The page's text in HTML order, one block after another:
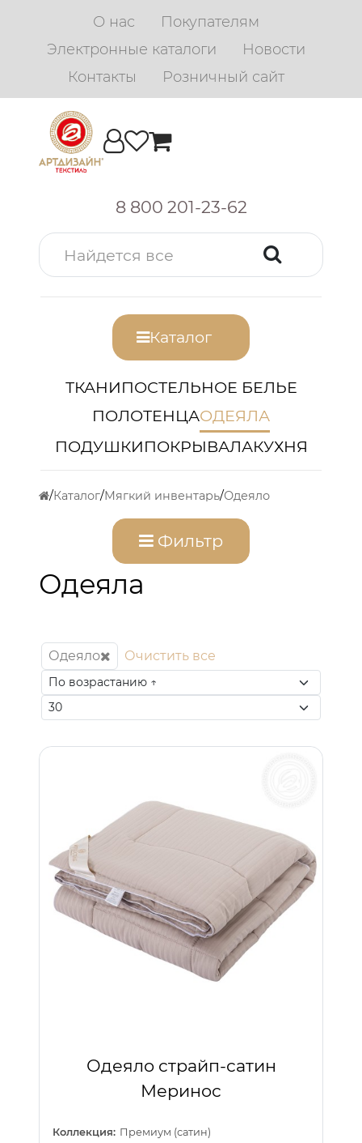
О нас
Покупателям
Электронные каталоги
Новости
Контакты
Розничный сайт
8 800 201-23-62
Каталог
ТКАНИПОСТЕЛЬНОЕ БЕЛЬЕ
ПОЛОТЕНЦАОДЕЯЛА
ПОДУШКИПОКРЫВАЛАКУХНЯ
Каталог Мягкий инвентарь Одеяло
Фильтр
Одеяла
Одеяло Очистить все
Одеяло страйп-сатин
Меринос
Коллекция: Премиум (сатин)